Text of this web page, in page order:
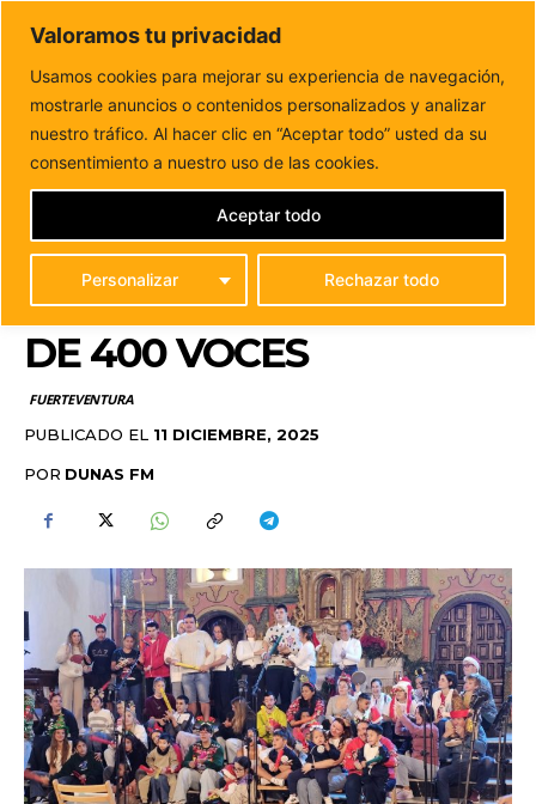
Valoramos tu privacidad
Usamos cookies para mejorar su experiencia de navegación,
mostrarle anuncios o contenidos personalizados y analizar
nuestro tráfico. Al hacer clic en “Aceptar todo” usted da su
consentimiento a nuestro uso de las cookies.
Personalizar Rechazar todo
Aceptar todo
DUNAS FM
Tu informacion de forma cercana
Inicio FUERTEVENTURA
Arranca en Antigua el 39
Encuentro Insular Infantil de Villancicos con más...
ARRANCA EN ANTIGUA
EL 39 ENCUENTRO
INSULAR INFANTIL DE
VILLANCICOS CON MÁS
DE 400 VOCES
FUERTEVENTURA
PUBLICADO EL 11 DICIEMBRE, 2025
POR DUNAS FM